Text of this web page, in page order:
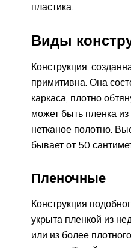
пластика.
Виды
Конструкция,
примитивна. Она
каркаса, плотно
может быть пленка
нетканое полотно.
бывает от 50
Пленочные
Конструкция
укрыта пленкой из
или из более